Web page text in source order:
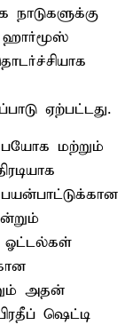
ஹார்மூஸ்
ஏற்பட்டது.
மற்றும்
ஓட்டல்கள்
அதன்
ஷெட்டி